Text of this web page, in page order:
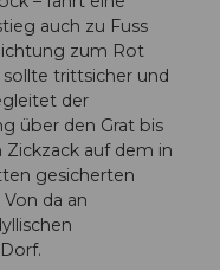
auch zu Fuss
zum Rot
trittsicher und
der
über den Grat bis
Zickzack auf dem in
gesicherten
da an